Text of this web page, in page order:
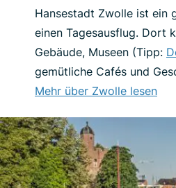
Hansestadt Zwolle ist ein
einen Tagesausflug. Dort
Gebäude, Museen (Tipp:
gemütliche Cafés und
Mehr über Zwolle lesen